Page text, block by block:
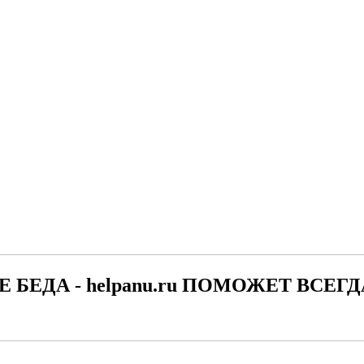
БЕДА - helpanu.ru ПОМОЖЕТ